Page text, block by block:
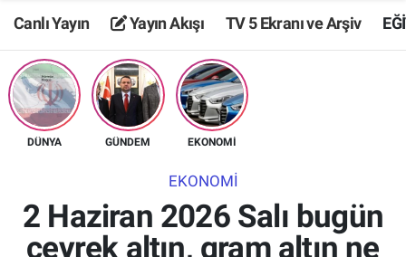
Canlı Yayın Yayın Akışı TV 5 Ekranı ve Arşiv
DÜNYA GÜNDEM EKONOMİ
EKONOMİ
2 Haziran 2026 Salı bugün
çeyrek altın, gram altın ne
TV 5 Ekranı ve Arşiv